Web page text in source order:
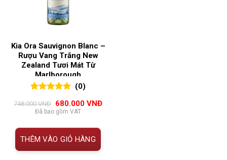
Kia Ora Sauvignon Blanc –
Rượu Vang Trắng New
Zealand Tươi Mát Từ
Marlborough
đánh giá
(0)
748.000VNĐ Giá
gốc
là:
748.000 VNĐ.
680.000 VNĐGiá
Đã bao gồm VAT
THÊM VÀO GIỎ HÀNG